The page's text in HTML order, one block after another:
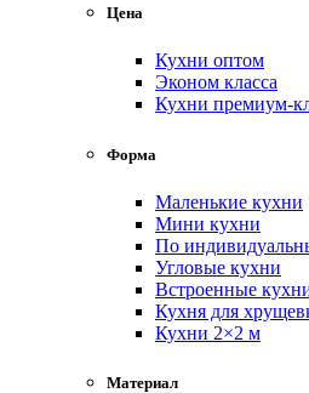
Цена
Кухни оптом
Эконом класса
Кухни премиум-
Форма
Маленькие кухни
Мини кухни
По
Угловые кухни
Встроенные
Кухня для
Кухни 2×2 м
Материал